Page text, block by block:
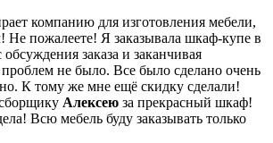
компанию для изготовления мебели,
Не пожалеете! Я заказывала шкаф-купе в
заказа и заканчивая
не было. Все было сделано очень
К тому же мне ещё скидку сделали!
Алексею за прекрасный шкаф!
Всю мебель буду заказывать только